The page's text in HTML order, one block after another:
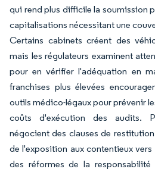
qui rend plus difficile la soumission
capitalisations nécessitant une
Certains cabinets créent des
mais les régulateurs examinent
pour en vérifier l'adéquation en
franchises plus élevées
outils médico-légaux pour prévenir
coûts d'exécution des audits.
négocient des clauses de
de l'exposition aux contentieux
des réformes de la